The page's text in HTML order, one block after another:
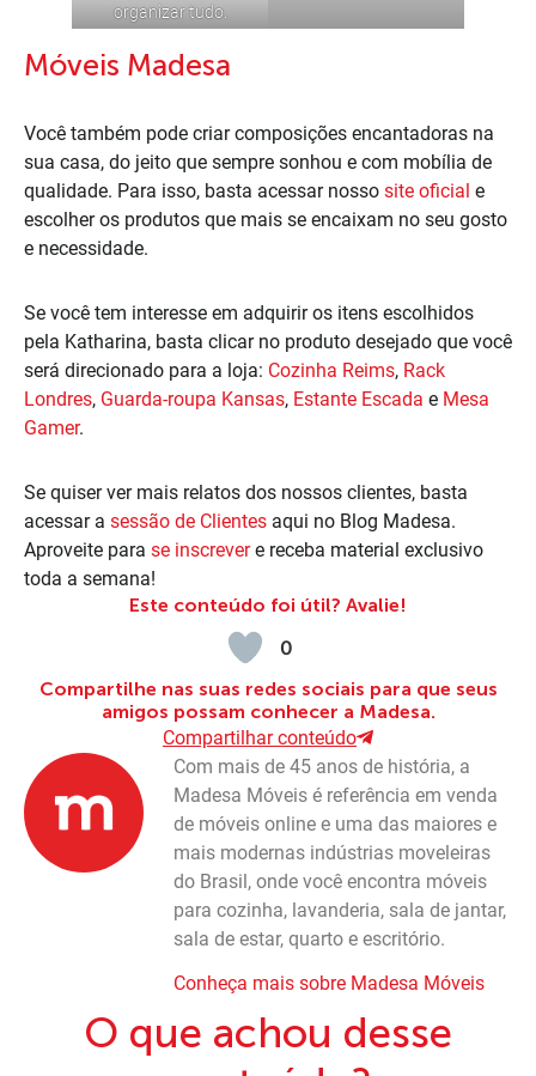
organizar tudo.
Móveis Madesa
Você também pode criar composições encantadoras na
sua casa, do jeito que sempre sonhou e com mobília de
qualidade. Para isso, basta acessar nosso site oficial e
escolher os produtos que mais se encaixam no seu gosto
e necessidade.
Se você tem interesse em adquirir os itens escolhidos
pela Katharina, basta clicar no produto desejado que você
será direcionado para a loja: Cozinha Reims, Rack
Londres, Guarda-roupa Kansas, Estante Escada e Mesa
Gamer.
Se quiser ver mais relatos dos nossos clientes, basta
acessar a sessão de Clientes aqui no Blog Madesa.
Aproveite para se inscrevere receba material exclusivo
toda a semana!
Este conteúdo foi útil? Avalie!
0
Compartilhe nas suas redes sociais para que seus
amigos possam conhecer a Madesa.
Compartilhar conteúdo
Com mais de 45 anos de história, a
Madesa Móveis é referência em venda
de móveis online e uma das maiores e
mais modernas indústrias moveleiras
do Brasil, onde você encontra móveis
para cozinha, lavanderia, sala de jantar,
sala de estar, quarto e escritório.
Conheça mais sobre Madesa Móveis
O que achou desse